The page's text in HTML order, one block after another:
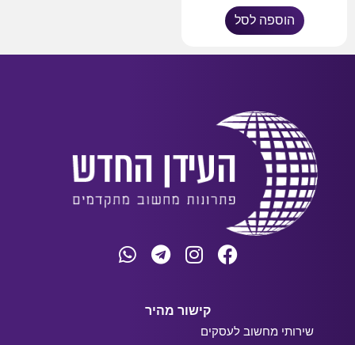
הוספה לסל
קישור מהיר
שירותי מחשוב לעסקים